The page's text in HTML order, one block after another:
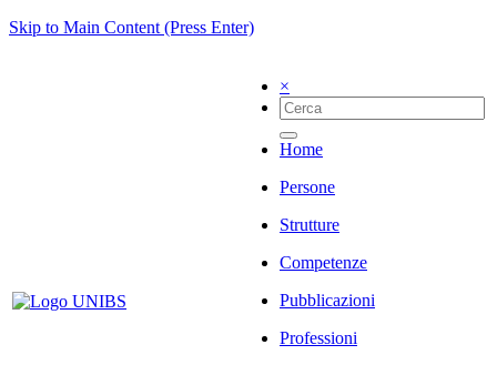
Skip to Main Content (Press Enter)
×
Home
Persone
Strutture
Competenze
Pubblicazioni
Professioni